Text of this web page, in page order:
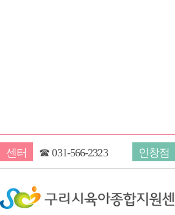
센터 ☎031-566-2323 인창점